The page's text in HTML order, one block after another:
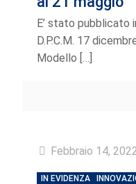
E’ stato pubblicato
D.P.C.M. 17
Modello […]
Febbraio 14,
IN EVIDENZA